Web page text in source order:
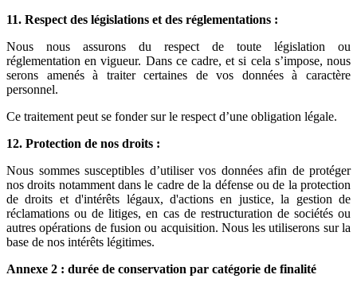
11. Respect des législations et des réglementations :
Nous nous assurons du respect de toute législation ou
réglementation en vigueur. Dans ce cadre, et si cela s’impose, nous
serons amenés à traiter certaines de vos données à caractère
personnel.
Ce traitement peut se fonder sur le respect d’une obligation légale.
12. Protection de nos droits :
Nous sommes susceptibles d’utiliser vos données afin de protéger
nos droits notamment dans le cadre de la défense ou de la protection
de droits et d'intérêts légaux, d'actions en justice, la gestion de
réclamations ou de litiges, en cas de restructuration de sociétés ou
autres opérations de fusion ou acquisition. Nous les utiliserons sur la
base de nos intérêts légitimes.
Annexe 2 : durée de conservation par catégorie de finalité